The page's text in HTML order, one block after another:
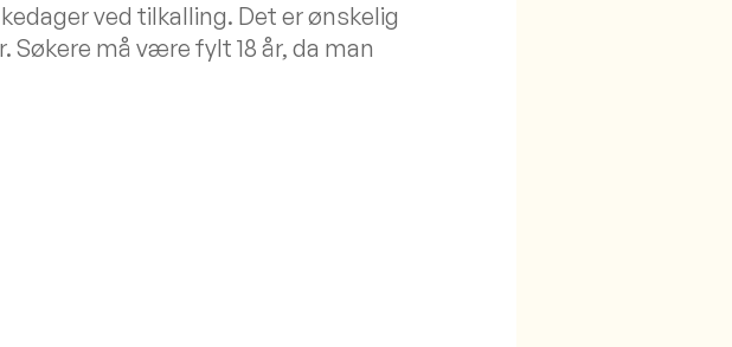
ved tilkalling. Det er ønskelig
Søkere må være fylt 18 år, da man